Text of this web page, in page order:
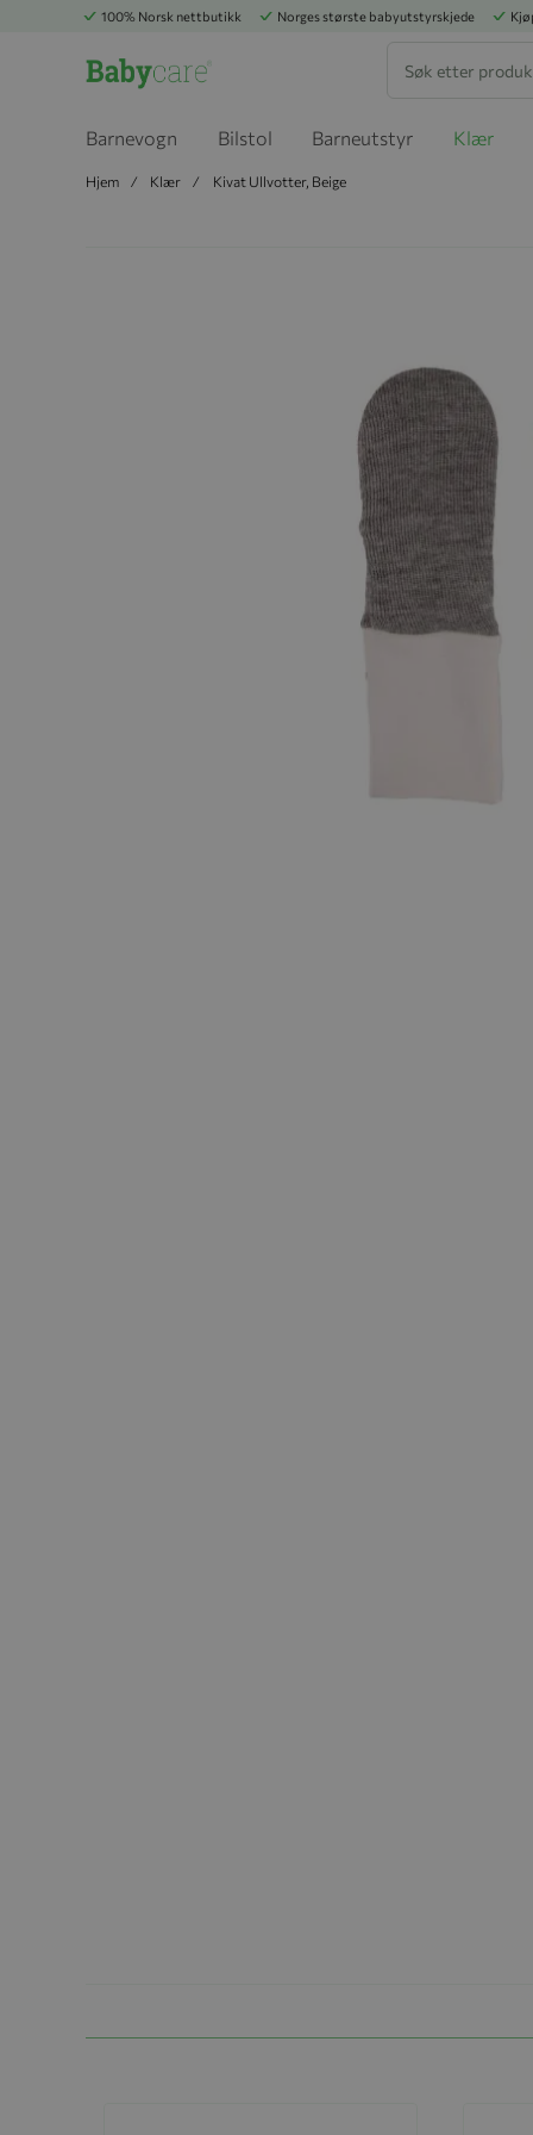
100% Norsk nettbutikk Norges største babyutstyrskjede
Barnevogn Bilstol Barneutstyr Klær
Hjem Klær Kivat Ullvotter, Beige